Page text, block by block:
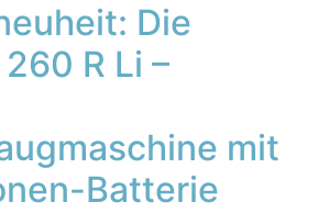
Die
R Li –
mit
Batterie